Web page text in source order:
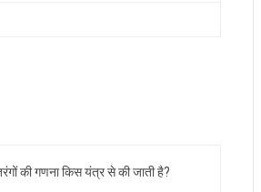
की गणना किस यंत्र से की जाती है?